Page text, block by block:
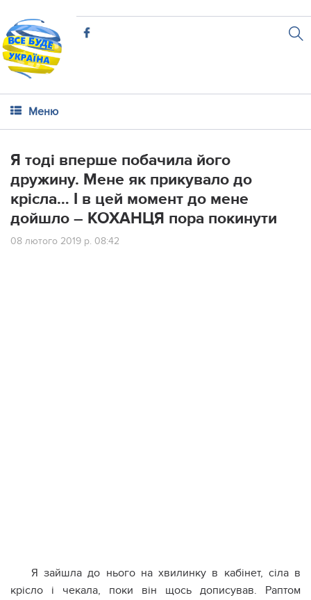
Меню
Я тоді вперше побачила його
дружину. Мене як прикувало до
крісла… І в цей момент до мене
дойшло – КОХАНЦЯ пора покинути
08 лютого 2019 р. 08:42
Я зайшла до нього на хвилинку в кабінет, сіла в
крісло і чекала, поки він щось дописував. Раптом